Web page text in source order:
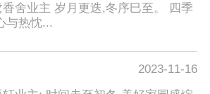
,冬序巳至。 四季
与热忱...
2023-11-16